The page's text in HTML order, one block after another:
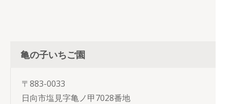
亀の子いちご園
〒883-0033
日向市塩見字亀ノ甲7028番地